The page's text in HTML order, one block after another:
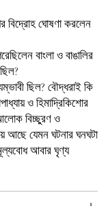
বিদ্রোহ ঘোষণা করলেন
বাংলা ও বাঙালির
ছিল? বৌদ্ধরাই কি
ও হিমাদ্রিকিশোর
বিচ্ছুরণ ও
আছে যেমন ঘটনার ঘনঘটা
আবার ঘৃণ্য